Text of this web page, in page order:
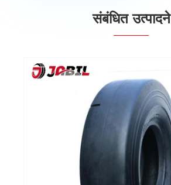
संबंधित उत्पादने